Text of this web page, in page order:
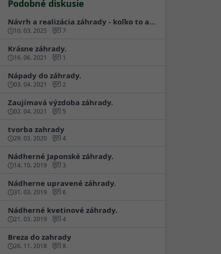
Podobné diskusie
Návrh a realizácia záhrady - koľko to a…
10. 03. 2025 7
Krásne záhrady.
16. 06. 2021 1
Nápady do záhrady.
03. 04. 2021 2
Zaujímavá výzdoba záhrady.
02. 04. 2021 5
tvorba zahrady
29. 03. 2020 4
Nádherné Japonské záhrady.
14. 10. 2019 3
Nádherne upravené záhrady.
31. 03. 2019 6
Nádherné kvetinové záhrady.
21. 03. 2019 4
Breza do zahrady
26. 11. 2018 8